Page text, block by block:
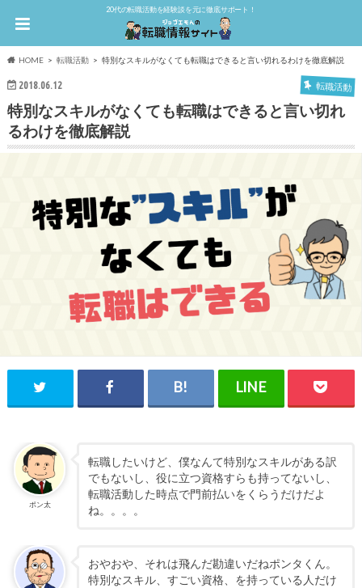
20代の転職活動を経験談を元に徹底サポート！
HOME 転職活動 特別なスキルがなくても転職はできると言い切れるわけを徹底解説
2018.06.12 転職活動
特別なスキルがなくても転職はできると言い切れ
るわけを徹底解説
ポン太
転職したいけど、僕なんて特別なスキルがある訳
でもないし、役に立つ資格すらも持ってないし、
転職活動した時点で門前払いをくらうだけだよ
ね。。。。
おやおや、それは飛んだ勘違いだねポンタくん。
特別なスキル、すごい資格、を持っている人だけ